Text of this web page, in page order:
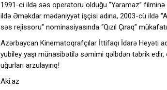
1991-ci ildə səs operatoru olduğu “Yaramaz”
ildə Əməkdar mədəniyyət işçisi adına, 2003-cü ildə
səs rejissoru” nominasiyasında “Qızıl Çıraq”
Azərbaycan Kinematoqrafçılar İttifaqı İdarə Heyəti
yubiley yaşı münasibətilə səmimi qəlbdən təbrik edir,
uğurları arzulayırıq!
Aki.az